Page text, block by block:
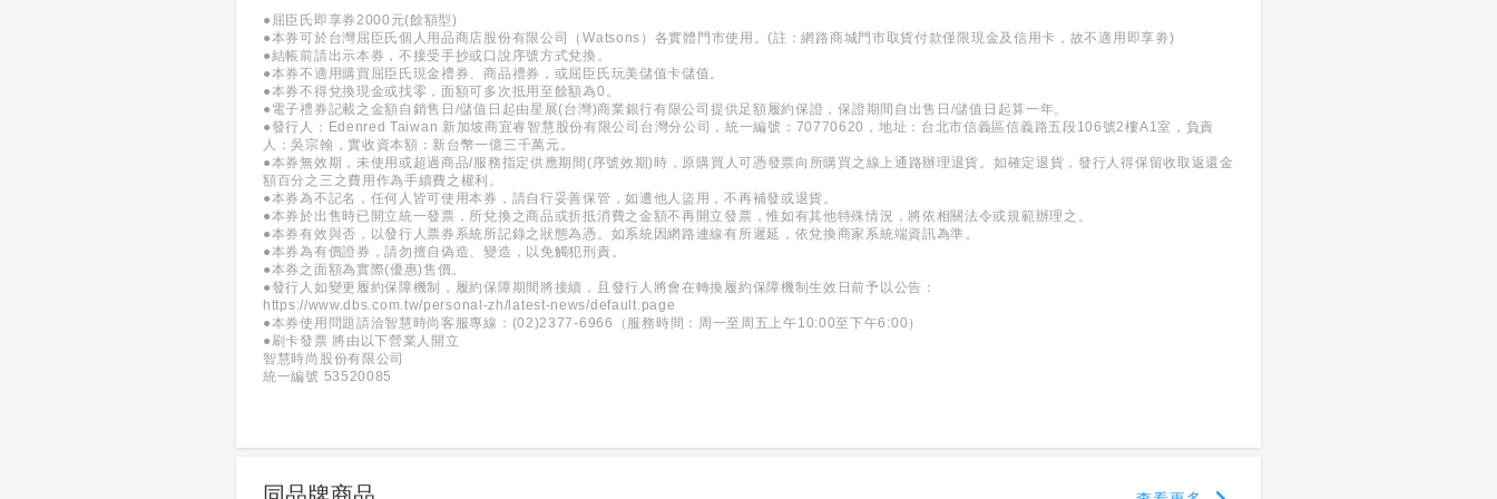
●屈臣氏即享券2000元(餘額型)
●本券可於台灣屈臣氏個人用品商店股份有限公司（Watsons）各實體門市使用。(註：網路商城門市取貨付款僅限現金及信用卡，故不適用即享劵)
●結帳前請出示本券，不接受手抄或口說序號方式兌換。
●本券不適用購買屈臣氏現金禮券、商品禮券，或屈臣氏玩美儲值卡儲值。
●本券不得兌換現金或找零，面額可多次抵用至餘額為0。
●電子禮券記載之金額自銷售日/儲值日起由星展(台灣)商業銀行有限公司提供足額履約保證，保證期間自出售日/儲值日起算一年。
●發行人：Edenred Taiwan 新加坡商宜睿智慧股份有限公司台灣分公司，統一編號：70770620，地址：台北市信義區信義路五段106號2樓A1室，負責
人：吳宗翰，實收資本額：新台幣一億三千萬元。
●本券無效期，未使用或超過商品/服務指定供應期間(序號效期)時，原購買人可憑發票向所購買之線上通路辦理退貨。如確定退貨，發行人得保留收取返還金
額百分之三之費用作為手續費之權利。
●本券為不記名，任何人皆可使用本券，請自行妥善保管，如遭他人盜用，不再補發或退貨。
●本券於出售時已開立統一發票，所兌換之商品或折抵消費之金額不再開立發票，惟如有其他特殊情況，將依相關法令或規範辦理之。
●本券有效與否，以發行人票券系統所記錄之狀態為憑。如系統因網路連線有所遲延，依兌換商家系統端資訊為準。
●本券為有價證券，請勿擅自偽造、變造，以免觸犯刑責。
●本券之面額為實際(優惠)售價。
●發行人如變更履約保障機制，履約保障期間將接續，且發行人將會在轉換履約保障機制生效日前予以公告：
https://www.dbs.com.tw/personal-zh/latest-news/default.page
●本券使用問題請洽智慧時尚客服專線：(02)2377-6966（服務時間：周一至周五上午10:00至下午6:00）
●刷卡發票 將由以下營業人開立
智慧時尚股份有限公司
統一編號 53520085